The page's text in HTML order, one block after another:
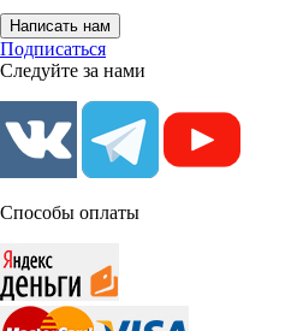
Написать нам
Подписаться
Следуйте за нами
Способы оплаты